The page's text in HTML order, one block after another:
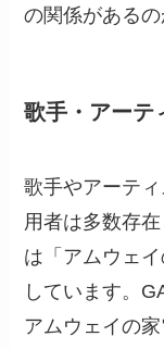
の関係があるの
歌手・アーテ
歌手やアーテ
用者は多数存
は「アムウェ
しています。
アムウェイの